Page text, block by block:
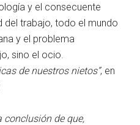
y el consecuente
del trabajo, todo el mundo
y el problema
sino el ocio.
de nuestros nietos”, en
conclusión de que,